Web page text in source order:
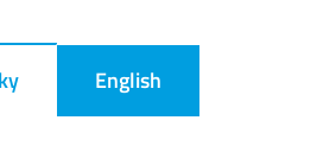
English